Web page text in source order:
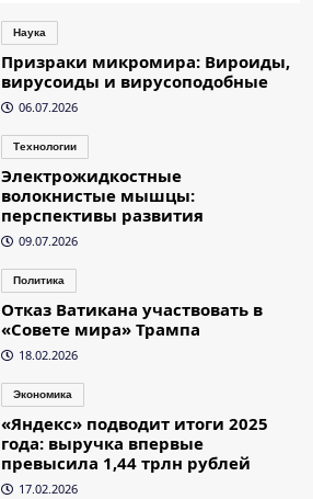
Наука
Призраки микромира: Вироиды,
вирусоиды и вирусоподобные
06.07.2026
Технологии
Электрожидкостные
волокнистые мышцы:
перспективы развития
09.07.2026
Политика
Отказ Ватикана участвовать в
«Совете мира» Трампа
18.02.2026
Экономика
«Яндекс» подводит итоги 2025
года: выручка впервые
превысила 1,44 трлн рублей
17.02.2026